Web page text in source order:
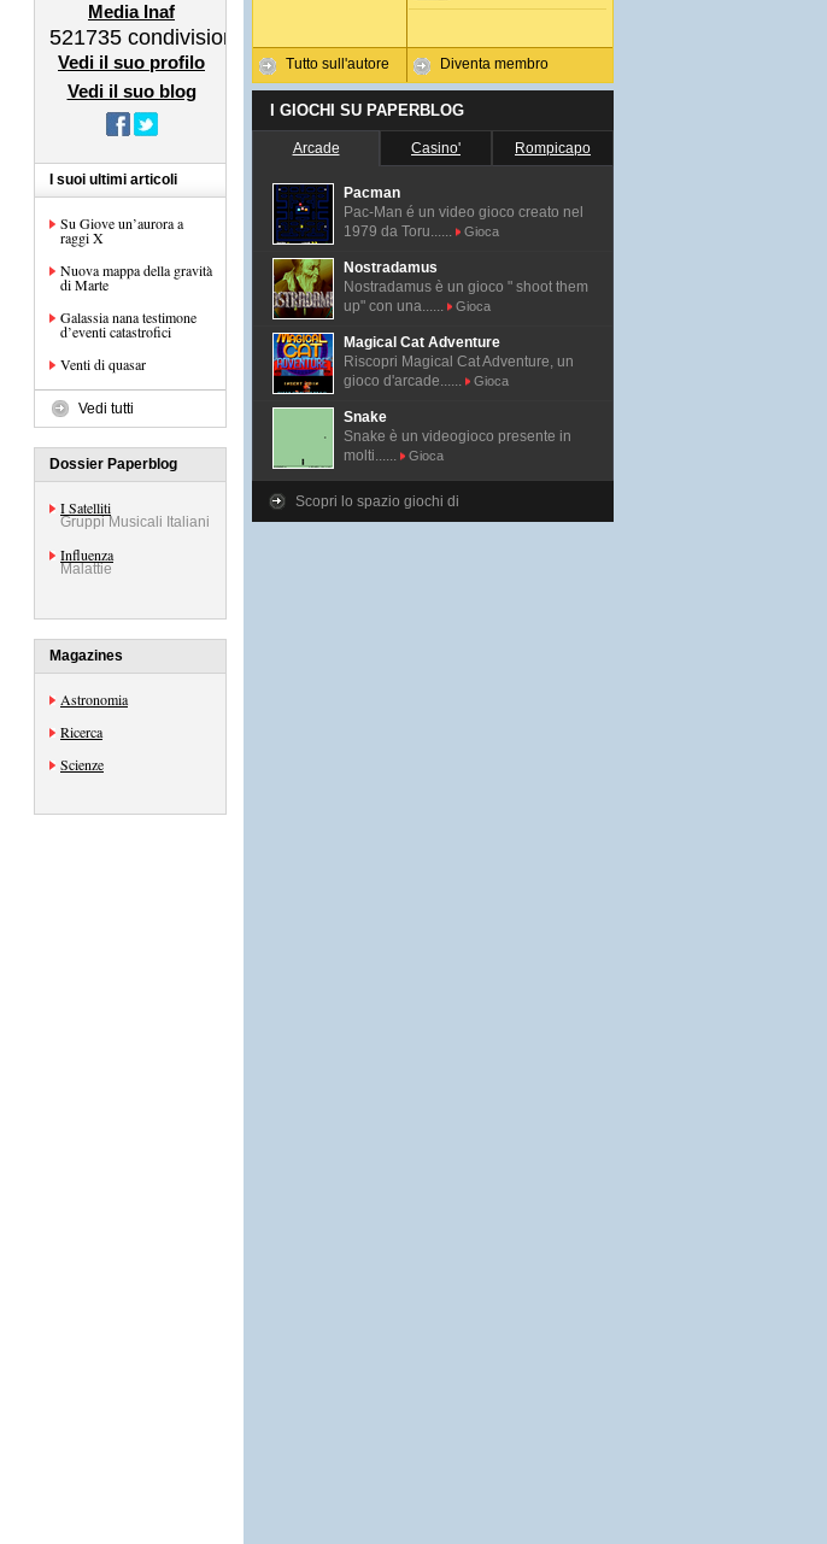
Media Inaf
521735 condivisioni
Vedi il suo profilo
Vedi il suo blog
I suoi ultimi articoli
Su Giove un’aurora a
raggi X
Nuova mappa della gravità
di Marte
Galassia nana testimone
d’eventi catastrofici
Venti di quasar
Vedi tutti
Dossier Paperblog
I Satelliti
Gruppi Musicali Italiani
Influenza
Malattie
Magazines
Astronomia
Ricerca
Scienze
Tutto sull'autore Diventa membro
I GIOCHI SU PAPERBLOG
Arcade Casino' Rompicapo
Pacman
Pac-Man é un video gioco creato nel
1979 da Toru......
Gioca
Nostradamus
Nostradamus è un gioco " shoot them
up" con una......
Gioca
Magical Cat Adventure
Riscopri Magical Cat Adventure, un
gioco d'arcade......
Gioca
Snake
Snake è un videogioco presente in
molti......
Gioca
Scopri lo spazio giochi di